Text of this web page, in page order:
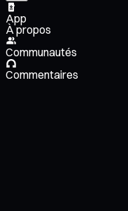
App
À propos
Communautés
Commentaires